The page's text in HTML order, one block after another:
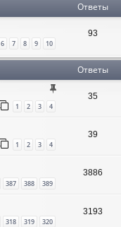
Ответы
6 7 8 9 10
93
Ответы
1 2 3 4
35
1 2 3 4
39
387 388 389
3886
318 319 320
3193